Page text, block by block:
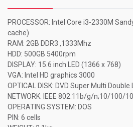
PROCESSOR: Intel Core i3-2330M
cache)
RAM: 2GB DDR3 ,1333Mhz
HDD: 500GB 5400rpm
DISPLAY: 15.6 inch LED (1366 x 768)
VGA: Intel HD graphics 3000
OPTICAL DISK: DVD Super Multi Double
NETWORK: IEEE 802.11b/g/n;10/100/
OPERATING SYSTEM: DOS
PIN: 6 cells